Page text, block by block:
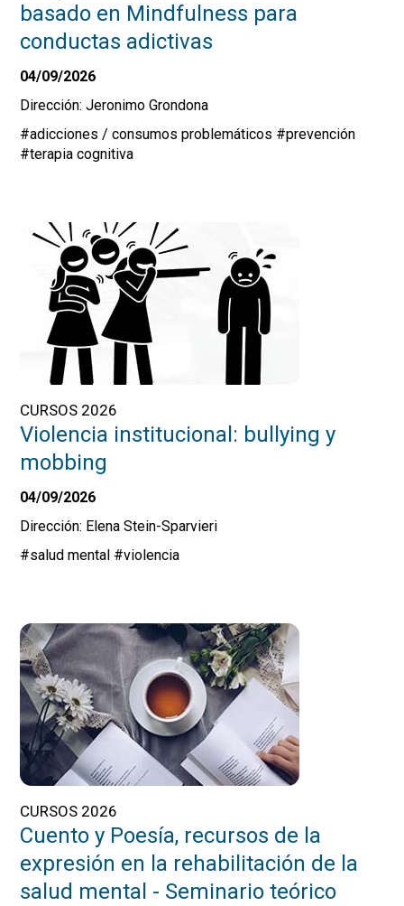
basado en Mindfulness para
conductas adictivas
04/09/2026
Dirección: Jeronimo Grondona
#adicciones / consumos problemáticos #prevención
#terapia cognitiva
CURSOS 2026
Violencia institucional: bullying y
mobbing
04/09/2026
Dirección: Elena Stein-Sparvieri
#salud mental #violencia
CURSOS 2026
Cuento y Poesía, recursos de la
expresión en la rehabilitación de la
salud mental - Seminario teórico